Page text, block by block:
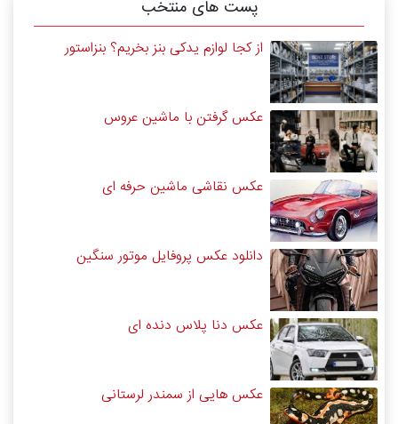
پست های منتخب
از کجا لوازم یدکی بنز بخریم؟ بنزاستور
عکس گرفتن با ماشین عروس
عکس نقاشی ماشین حرفه ای
دانلود عکس پروفایل موتور سنگین
عکس دنا پلاس دنده ای
عکس هایی از سمندر لرستانی